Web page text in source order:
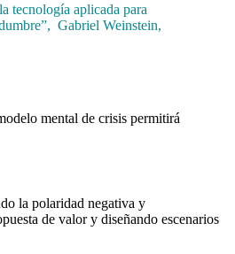
tecnología aplicada para
Gabriel Weinstein,
mental de crisis permitirá
la polaridad negativa y
de valor y diseñando escenarios